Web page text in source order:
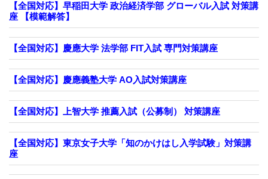
【全国対応】早稲田大学 政治経済学部 グローバル入試 対策講
座 【模範解答】
【全国対応】慶應大学 法学部 FIT入試 専門対策講座
【全国対応】慶應義塾大学 AO入試対策講座
【全国対応】上智大学 推薦入試（公募制） 対策講座
【全国対応】東京女子大学「知のかけはし入学試験」対策講
座